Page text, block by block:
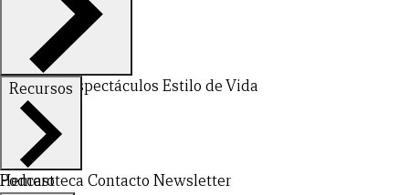
DeportesEspectáculos Estilo de Vida
Recursos
Hemeroteca Contacto Newsletter
Podcast